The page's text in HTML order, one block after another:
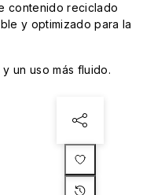
contenido reciclado
y optimizado para la
un uso más fluido.